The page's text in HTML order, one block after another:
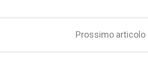
Prossimo articolo